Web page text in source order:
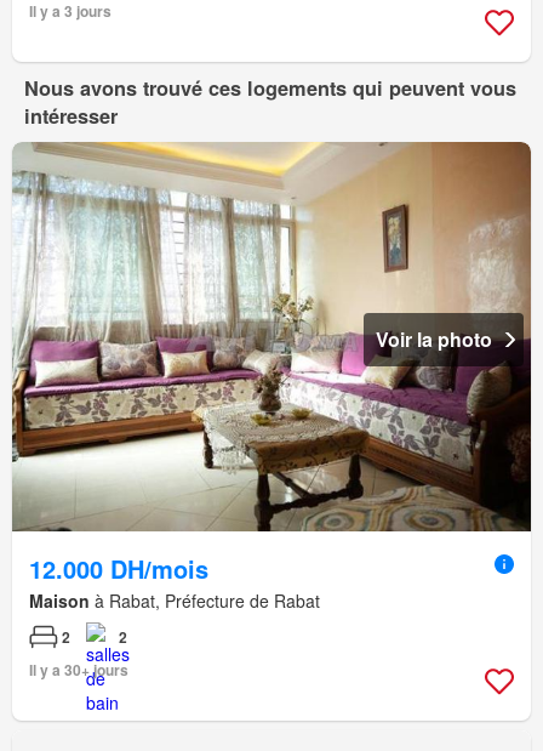
Il y a 3 jours
Nous avons trouvé ces logements qui peuvent vous
intéresser
Voir la photo
12.000 DH/mois
Maison à Rabat, Préfecture de Rabat
2
2
Il y a 30+ jours